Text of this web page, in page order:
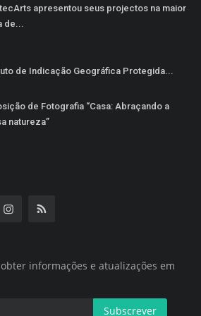
apresentou seus projectos na maior
de...
de Indicação Geográfica Protegida...
de Fotografia “Casa: Abraçando a
natureza”
informações e atualizações em
Subscrever